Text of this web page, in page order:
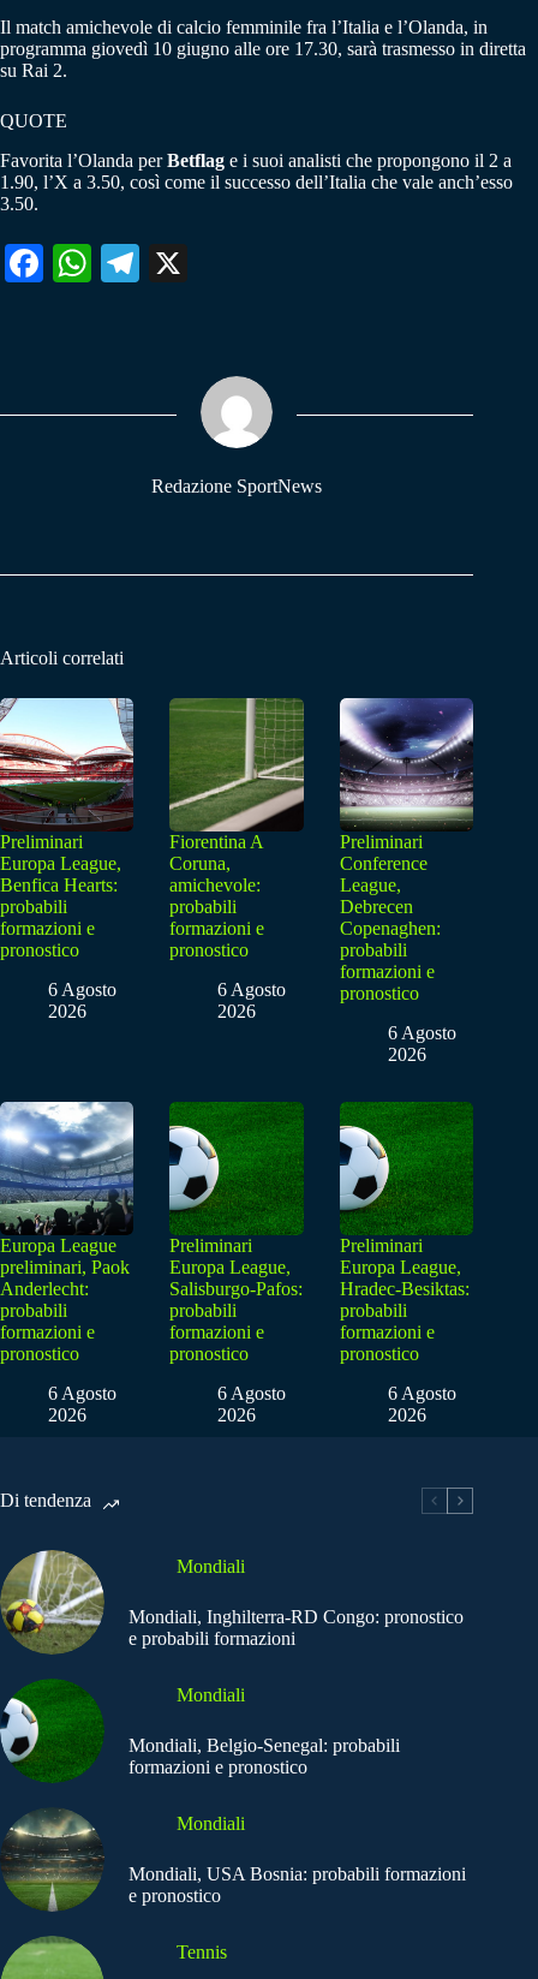
Il match amichevole di calcio femminile fra l’Italia e l’Olanda, in
programma giovedì 10 giugno alle ore 17.30, sarà trasmesso in diretta
su Rai 2.
QUOTE
Favorita l’Olanda perBetflag e i suoi analisti che propongono il 2 a
1.90, l’X a 3.50, così come il successo dell’Italia che vale anch’esso
3.50.
Fa W
pp
Te
m
Redazione SportNews
Articoli correlati
Preliminari
Europa League,
Benfica Hearts:
probabili
formazioni e
pronostico
6 Agosto
2026
Fiorentina A
Coruna,
amichevole:
probabili
formazioni e
pronostico
6 Agosto
2026
Preliminari
Conference
League,
Debrecen
Copenaghen:
probabili
formazioni e
pronostico
6 Agosto
2026
Europa League
preliminari, Paok
Anderlecht:
probabili
formazioni e
pronostico
6 Agosto
2026
Preliminari
Europa League,
Salisburgo-Pafos:
probabili
formazioni e
pronostico
6 Agosto
2026
Preliminari
Europa League,
Hradec-Besiktas:
probabili
formazioni e
pronostico
6 Agosto
2026
Di tendenza
Mondiali
Mondiali, Inghilterra-RD Congo: pronostico
e probabili formazioni
Mondiali
Mondiali, Belgio-Senegal: probabili
formazioni e pronostico
Mondiali
Mondiali, USA Bosnia: probabili formazioni
e pronostico
Tennis